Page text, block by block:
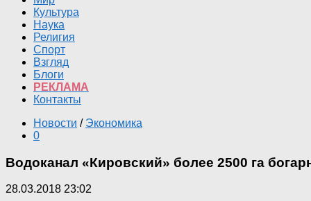
Культура
Наука
Религия
Спорт
Взгляд
Блоги
РЕКЛАМА
Контакты
Новости / Экономика
0
Водоканал «Кировский» более 2500 га
28.03.2018 23:02